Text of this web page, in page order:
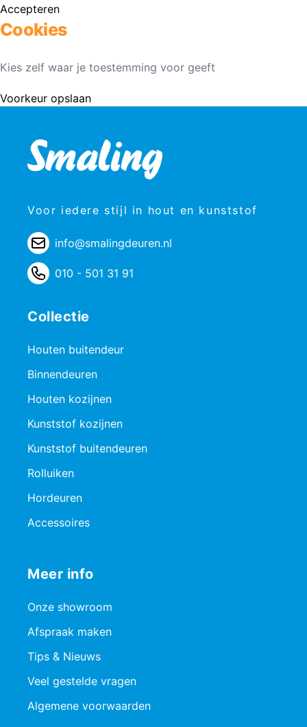
Accepteren
Cookies
Kies zelf waar je toestemming voor geeft
Voorkeur opslaan
Voor iedere stijl in hout en kunststof
info@smalingdeuren.nl
010 - 501 31 91
Collectie
Houten buitendeur
Binnendeuren
Houten kozijnen
Kunststof kozijnen
Kunststof buitendeuren
Rolluiken
Hordeuren
Accessoires
Meer info
Onze showroom
Afspraak maken
Tips & Nieuws
Veel gestelde vragen
Algemene voorwaarden